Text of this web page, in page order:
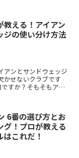
教える！アイアン
ジの使い分け方法
アンとサンドウェッジ
かせないクラブです
すか？そもそもアイ
6番の選び方とお
グ！プロが教える
これだ！